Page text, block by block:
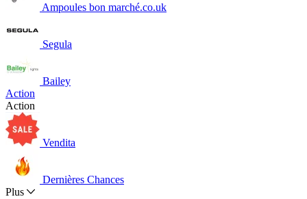
Ampoules bon marché.co.uk
Segula
Bailey
Action
Action
Vendita
Dernières Chances
Plus